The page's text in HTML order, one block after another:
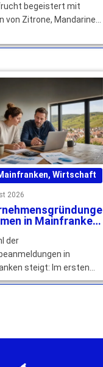
begeistert mit
von Zitrone, Mandarine
und Getränke raffiniert.
,Wirtschaft
2026
in Mainfranken
der
in
steigt: Im ersten
2026 wurden insgesamt